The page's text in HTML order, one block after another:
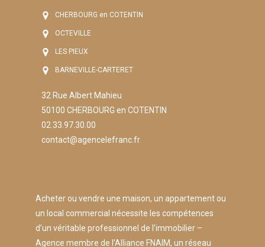
CHERBOURG en COTENTIN
OCTEVILLE
LES PIEUX
BARNEVILLE-CARTERET
32 Rue Albert Mahieu
50100 CHERBOURG en COTENTIN
02.33.97.30.00
contact@agencelefranc.fr
Acheter ou vendre une maison, un appartement ou
un local commercial nécessite les compétences
d’un véritable professionnel de l’immobilier –
Agence membre de l’Alliance FNAIM, un réseau